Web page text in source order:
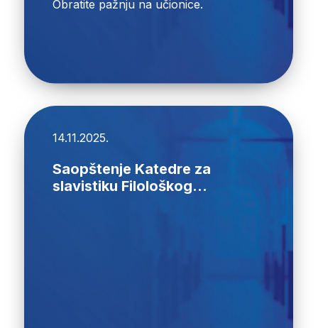
Obratite pažnju na učionice.
14.11.2025.
Saopštenje Katedre za
slavistiku Filološkog...